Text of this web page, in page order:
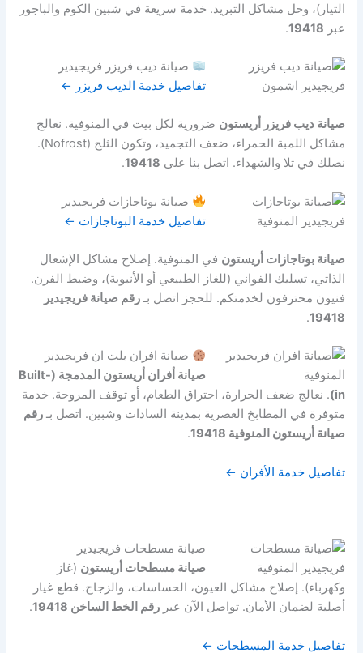
التيار)، وحل مشاكل التبريد. خدمة سريعة في شبين الكوم والباجور
عبر 19418
.
صيانة ديب فريزر فريجيدير
تفاصيل خدمة الديب فريزر ←
صيانة ديب فريزر أريستون ضرورية لكل بيت في المنوفية. نعالج
مشاكل اللمبة الحمراء، ضعف التجميد، وتكون الثلج (Nofrost).
نصلك في تلا والشهداء. اتصل بنا على 19418
.
صيانة بوتاجازات فريجيدير
تفاصيل خدمة البوتاجازات ←
صيانة بوتاجازات أريستون في المنوفية. إصلاح مشاكل الإشعال
الذاتي، تسليك الفواني (للغاز الطبيعي أو الأنبوبة)، وضبط الفرن.
فنيون محترفون لخدمتكم. للحجز اتصل بـرقم صيانة فريجيدير
19418
.
صيانة افران بلت ان فريجيدير
صيانة أفران أريستون المدمجة (Built-
in) . نعالج ضعف الحرارة، احتراق الطعام، أو توقف المروحة. خدمة
متوفرة في المطابخ العصرية بمدينة السادات وشبين. اتصل بـرقم
صيانة أريستون المنوفية 19418
.
تفاصيل خدمة الأفران ←
صيانة مسطحات فريجيدير
صيانة مسطحات أريستون (غاز
وكهرباء). إصلاح مشاكل العيون، الحساسات، والزجاج. قطع غيار
أصلية لضمان الأمان. تواصل الآن عبررقم الخط الساخن 19418 .
تفاصيل خدمة المسطحات ←